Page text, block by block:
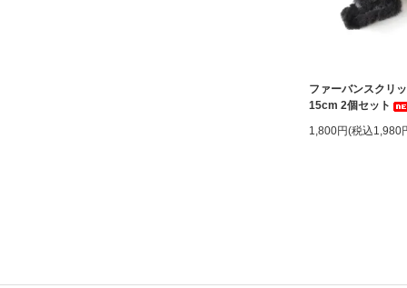
ファーバンスク
15cm 2個セット
1,800円(税込1,980